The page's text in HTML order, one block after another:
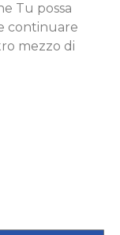
Tu possa
continuare
mezzo di